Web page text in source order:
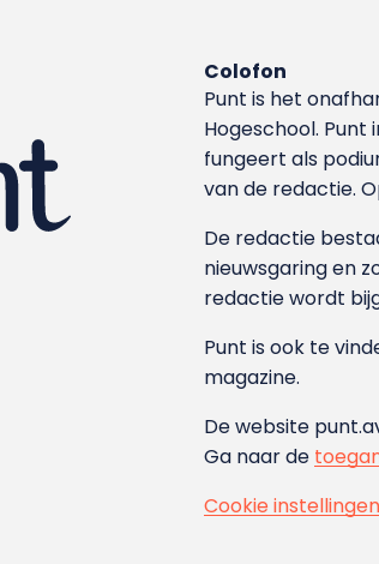
Colofon
Punt is het
Hoge­school.
fungeert als
van de redactie.
De redactie
nieuwsgaring en
redactie wordt
Punt is ook te
magazine.
De website
Ga naar de
Cookie instellingen